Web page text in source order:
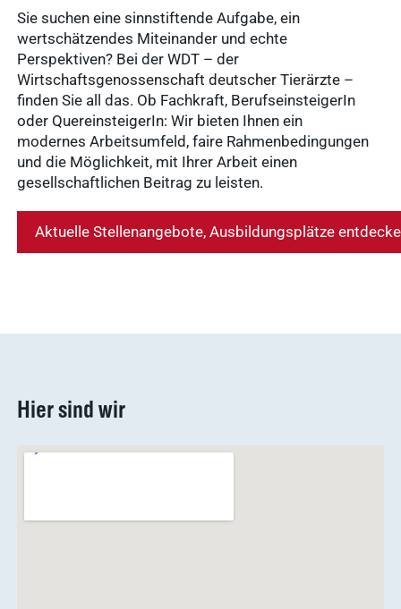
Nachhaltigkeit
Ergebnisse
anzeigen
WDT Info
Ergebnisse
anzeigen
Sie suchen eine sinnstiftende Aufgabe, ein
wertschätzendes Miteinander und echte
Perspektiven? Bei der WDT – der
Wirtschaftsgenossenschaft deutscher Tierärzte –
finden Sie all das. Ob Fachkraft, BerufseinsteigerIn
oder QuereinsteigerIn: Wir bieten Ihnen ein
modernes Arbeitsumfeld, faire Rahmenbedingungen
und die Möglichkeit, mit Ihrer Arbeit einen
gesellschaftlichen Beitrag zu leisten.
Aktuelle Stellenangebote, Ausbildungsplätze
Hier sind wir